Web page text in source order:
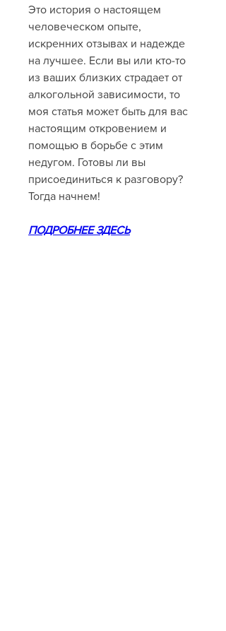
Это история о настоящем
человеческом опыте,
искренних отзывах и надежде
на лучшее. Если вы или кто-то
из ваших близких страдает от
алкогольной зависимости, то
моя статья может быть для вас
настоящим откровением и
помощью в борьбе с этим
недугом. Готовы ли вы
присоединиться к разговору?
Тогда начнем!
ПОДРОБНЕЕ ЗДЕСЬ